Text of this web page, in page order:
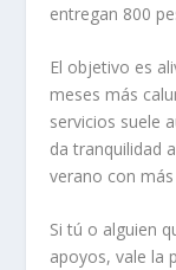
entregan 800
El objetivo es
meses más
servicios suele
da tranquilidad
verano con
Si tú o alguien
apoyos, vale la